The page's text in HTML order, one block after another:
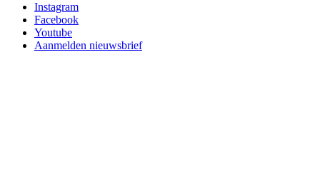
Instagram
Facebook
Youtube
Aanmelden nieuwsbrief